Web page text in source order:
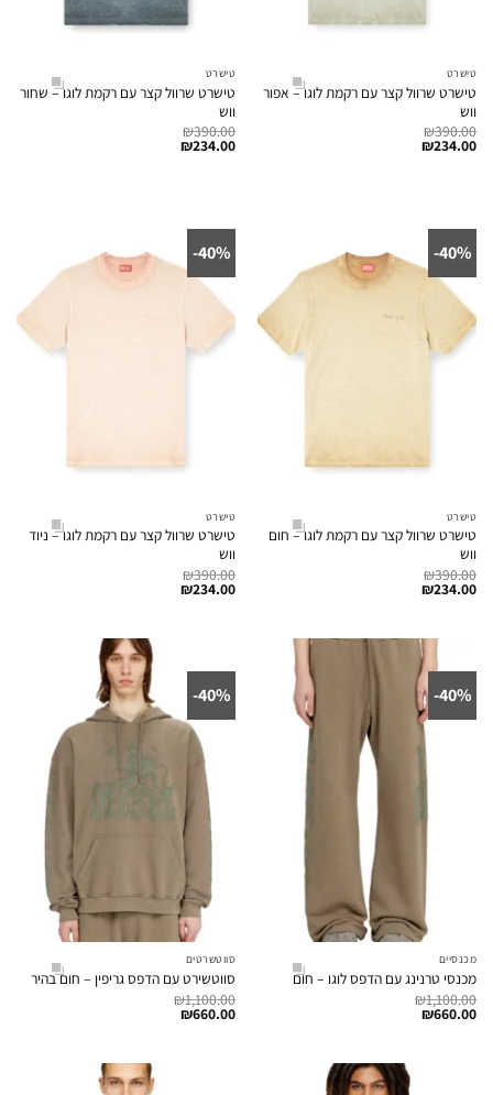
טישרט
טישרט שרוול קצר עם רקמת לוגו – אפור
ווש
₪390.00
₪234.00
טישרט
טישרט שרוול קצר עם רקמת לוגו – שחור
ווש
₪390.00
₪234.00
40%-
טישרט
טישרט שרוול קצר עם רקמת לוגו – חום
ווש
₪390.00
₪234.00
40%-
טישרט
טישרט שרוול קצר עם רקמת לוגו – ניוד
ווש
₪390.00
₪234.00
40%-
מכנסיים
מכנסי טרנינג עם הדפס לוגו – חום
₪1,100.00
₪660.00
40%-
סווטשרטים
סווטשירט עם הדפס גריפין – חום בהיר
₪1,100.00
₪660.00